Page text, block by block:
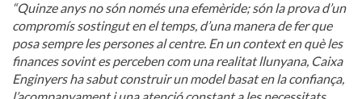
“Quinze anys no són només una efemèride; són la prova d’un
compromís sostingut en el temps, d’una manera de fer que
posa sempre les persones al centre. En un context en què les
finances sovint es perceben com una realitat llunyana, Caixa
Enginyers ha sabut construir un model basat en la confiança,